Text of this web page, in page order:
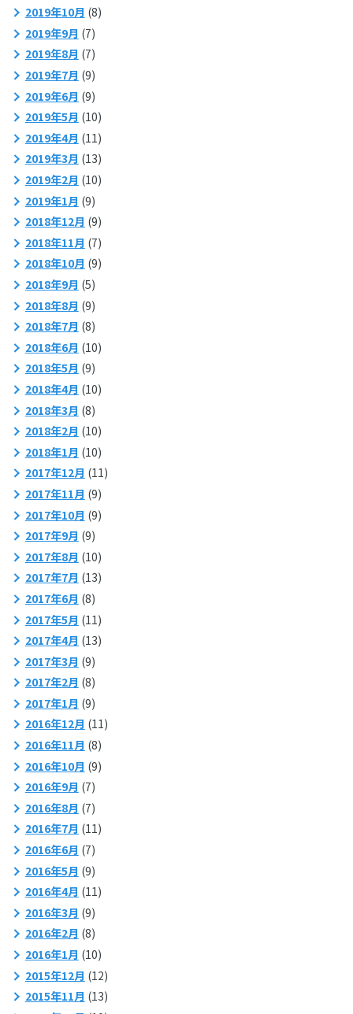
2019年10月 (8)
2019年9月 (7)
2019年8月 (7)
2019年7月 (9)
2019年6月 (9)
2019年5月 (10)
2019年4月 (11)
2019年3月 (13)
2019年2月 (10)
2019年1月 (9)
2018年12月 (9)
2018年11月 (7)
2018年10月 (9)
2018年9月 (5)
2018年8月 (9)
2018年7月 (8)
2018年6月 (10)
2018年5月 (9)
2018年4月 (10)
2018年3月 (8)
2018年2月 (10)
2018年1月 (10)
2017年12月 (11)
2017年11月 (9)
2017年10月 (9)
2017年9月 (9)
2017年8月 (10)
2017年7月 (13)
2017年6月 (8)
2017年5月 (11)
2017年4月 (13)
2017年3月 (9)
2017年2月 (8)
2017年1月 (9)
2016年12月 (11)
2016年11月 (8)
2016年10月 (9)
2016年9月 (7)
2016年8月 (7)
2016年7月 (11)
2016年6月 (7)
2016年5月 (9)
2016年4月 (11)
2016年3月 (9)
2016年2月 (8)
2016年1月 (10)
2015年12月 (12)
2015年11月 (13)